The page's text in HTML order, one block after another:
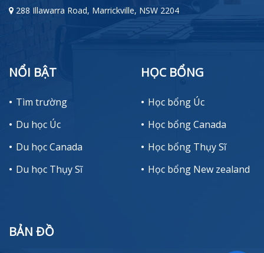
288 Illawarra Road, Marrickville, NSW 2204
NỔI BẬT
Tìm trường
Du học Úc
Du học Canada
Du học Thụy Sĩ
HỌC BỔNG
Học bổng Úc
Học bổng Canada
Học bổng Thụy Sĩ
Học bổng New zealand
BẢN ĐỒ